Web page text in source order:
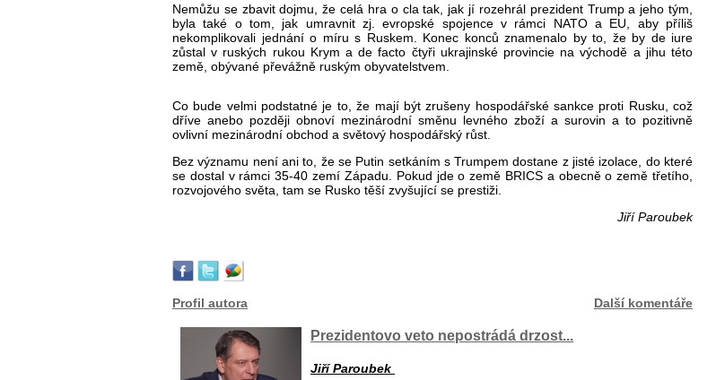
Nemůžu se zbavit dojmu, že celá hra o cla tak, jak jí rozehrál prezident Trump a jeho tým,
byla také o tom, jak umravnit zj . evropské spojence v rámci NATO a EU, aby příliš
nekomplikovali jednání o míru s Ruskem. Konec konců znamenalo by to, že by de iure
zůstal v ruských rukou Krym a de facto čtyři ukrajinské provincie na východě a jihu této
země, obývané převážně ruským obyvatelstvem.
Co bude velmi podstatné je to,že mají být zrušeny hospodářské sankce proti Rusku, což
dříve anebo později obnoví mezinárodní směnu levného zboží a surovin a to pozitivně
ovlivní mezinárodní obchod a světový hospodářský růst.
Bez významu není ani to, že se Putin setkáním s Trumpem dostane z jisté izolace, do které
se dostal v rámci 35-40 zemí Západu. Pokud jde o země BRICS a obecně o země třetího,
rozvojového světa, tam se Rusko těší zvyšující se prestiži.
Jiří Paroubek
Profil autora Další komentáře
Prezidentovo veto nepostrádá drzost...
Jiří Paroubek